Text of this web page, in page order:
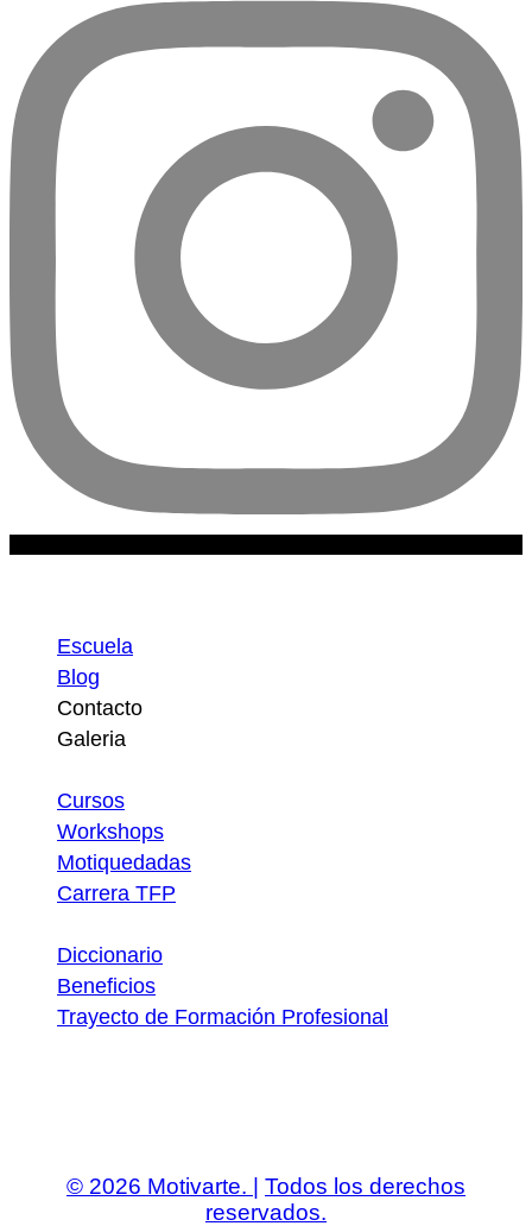
Escuela
Blog
Contacto
Galeria
Cursos
Workshops
Motiquedadas
Carrera TFP
Diccionario
Beneficios
Trayecto de Formación Profesional
© 2026 Motivarte. |
Todos los derechos
reservados.